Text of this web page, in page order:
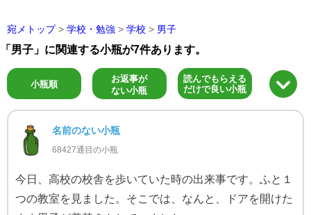
宛メトップ > 学校・勉強 > 学校 > 男子
「男子」に関連する小瓶が7件あります。
小瓶順
お返事が
ない小瓶
読んでもらえる
だけで良い小瓶
名前のない小瓶
68427通目の小瓶
今日、高校の校舎を歩いていた時の出来事です。ふと１
つの教室を見ました。そこでは、なんと、ドアを開けた